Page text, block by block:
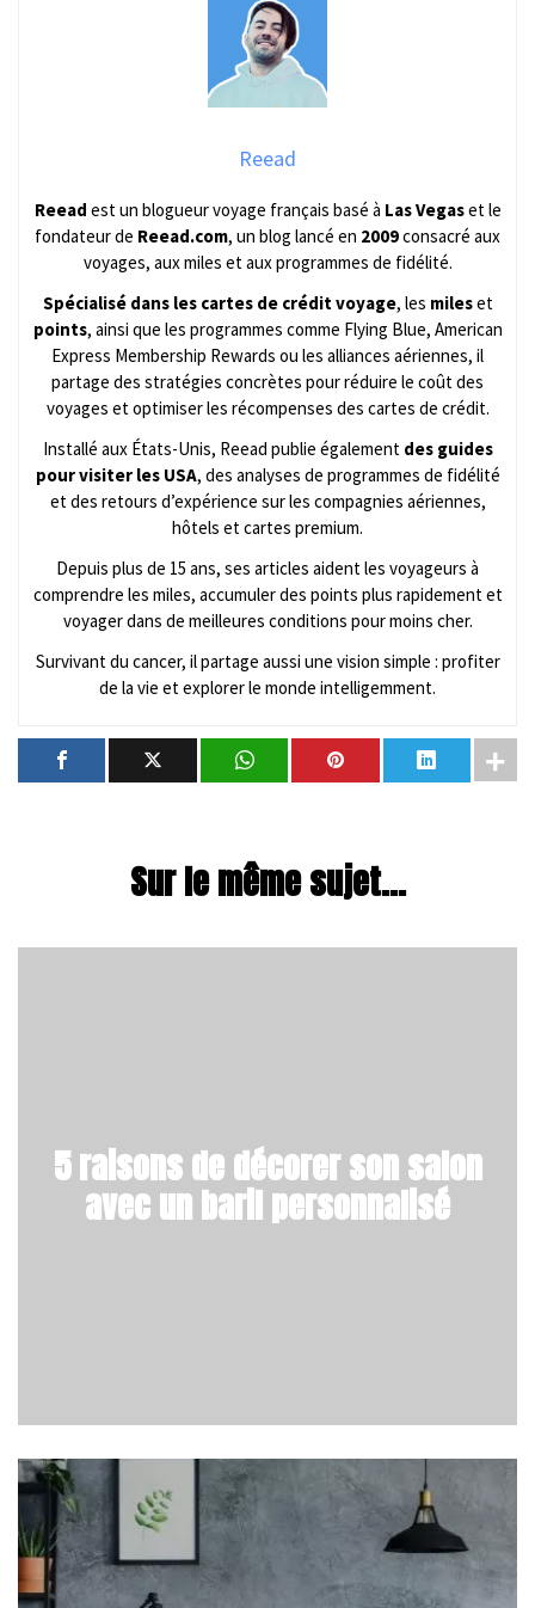
Reead
Reead est un blogueur voyage français basé à Las Vegaset le
fondateur de Reead.com, un blog lancé en 2009consacré aux
voyages, aux miles et aux programmes de fidélité.
Spécialisé dans les cartes de crédit voyage, les mileset
points, ainsi que les programmes comme Flying Blue, American
Express Membership Rewards ou les alliances aériennes, il
partage des stratégies concrètes pour réduire le coût des
voyages et optimiser les récompenses des cartes de crédit.
Installé aux États-Unis, Reead publie également des guides
pour visiter les USA, des analyses de programmes de fidélité
et des retours d’expérience sur les compagnies aériennes,
hôtels et cartes premium.
Depuis plus de 15 ans, ses articles aident les voyageurs à
comprendre les miles, accumuler des points plus rapidement et
voyager dans de meilleures conditions pour moins cher.
Survivant du cancer, il partage aussi une vision simple : profiter
de la vie et explorer le monde intelligemment.
Sur le même sujet...
5 raisons de décorer son salon
avec un baril personnalisé